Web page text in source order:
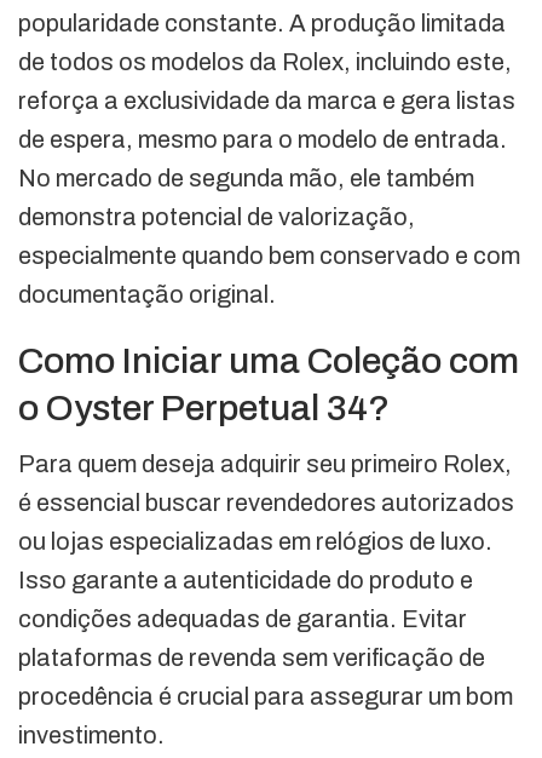
popularidade constante. A produção limitada
de todos os modelos da Rolex, incluindo este,
reforça a exclusividade da marca e gera listas
de espera, mesmo para o modelo de entrada.
No mercado de segunda mão, ele também
demonstra potencial de valorização,
especialmente quando bem conservado e com
documentação original.
Como Iniciar uma Coleção com
o Oyster Perpetual 34?
Para quem deseja adquirir seu primeiro Rolex,
é essencial buscar revendedores autorizados
ou lojas especializadas em relógios de luxo.
Isso garante a autenticidade do produto e
condições adequadas de garantia. Evitar
plataformas de revenda sem verificação de
procedência é crucial para assegurar um bom
investimento.